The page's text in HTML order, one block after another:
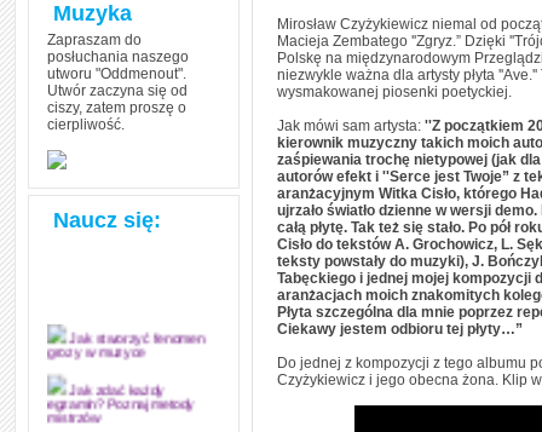
Muzyka
Zapraszam do
posłuchania naszego
utworu "Oddmenout".
Utwór zaczyna się od
ciszy, zatem proszę o
cierpliwość.
Naucz się:
Jak stworzyć fenomen
grozy w muzyce
Jak zdać każdy
egzamin? Poznaj metody
mistrzów
Mirosław Czyżykiewicz niemal od
Macieja Zembatego ''Zgryz.” Dzięki
Polskę na międzynarodowym
niezwykle ważna dla artysty płyta
wysmakowanej piosenki poetyckiej.
Jak mówi sam artysta: ''Z początkiem
kierownik muzyczny takich moich
zaśpiewania trochę nietypowej (jak
autorów efekt i ''Serce jest Twoje” z
aranżacyjnym Witka Cisło, którego
ujrzało światło dzienne w wersji
całą płytę. Tak też się stało. Po pół
Cisło do tekstów A. Grochowicz, L.
teksty powstały do muzyki), J.
Tabęckiego i jednej mojej kompozycji
aranżacjach moich znakomitych
Płyta szczególna dla mnie poprzez
Ciekawy jestem odbioru tej płyty…”
Do jednej z kompozycji z tego albumu
Czyżykiewicz i jego obecna żona. Klip